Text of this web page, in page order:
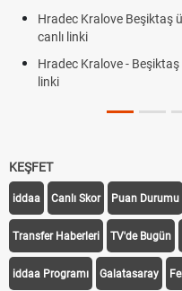
Hradec Kralove Beşiktaş
canlı linki
Hradec Kralove - Beşiktaş
linki
KEŞFET
iddaa Canlı Skor Puan Durumu
Transfer Haberleri TV'de Bugün
iddaa Programı Galatasaray